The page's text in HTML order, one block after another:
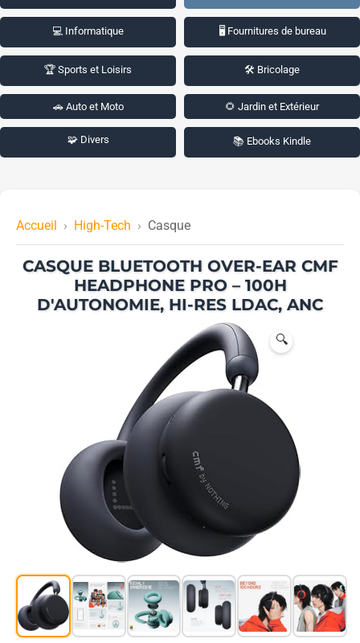
💻 Informatique 🖥️ Fournitures de bureau
🏆 Sports et Loisirs 🛠️ Bricolage
🚗 Auto et Moto 🌻 Jardin et Extérieur
🧩 Divers 📚 Ebooks Kindle
Accueil High-Tech Casque
CASQUE BLUETOOTH OVER-EAR CMF
HEADPHONE PRO – 100H
D'AUTONOMIE, HI-RES LDAC, ANC
🔍